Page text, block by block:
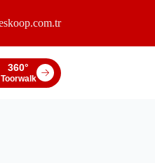
360°
Toorwalk